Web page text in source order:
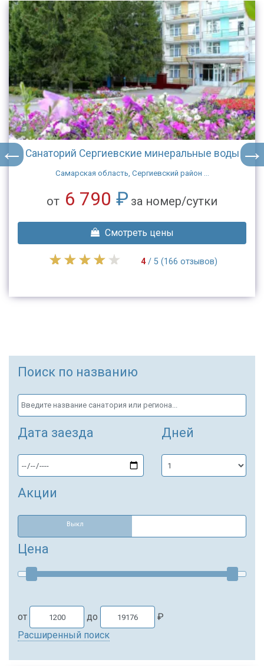
Санаторий Сергиевские минеральные воды
Самарская область, Сергиевский район ...
от 6 790 ₽ за номер/сутки
Смотреть цены
4/ 5 (166 отзывов)
Поиск по названию
Дата заезда Дней
Акции
Выкл
Цена
от до
₽
Расширенный поиск